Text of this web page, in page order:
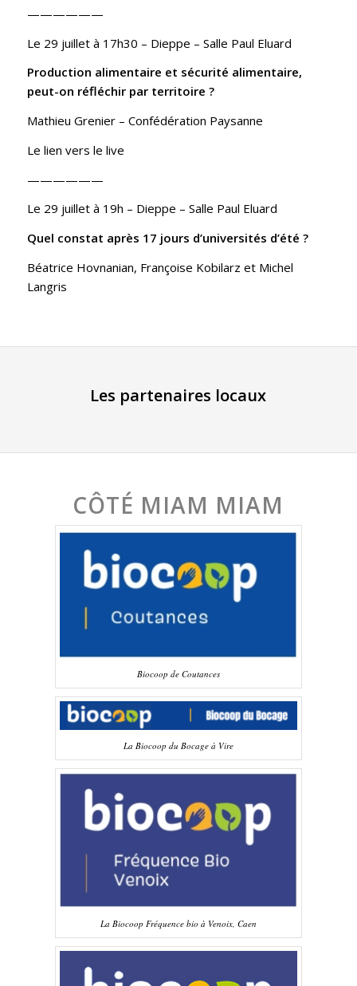
——————
Le 29 juillet à 17h30 – Dieppe – Salle Paul Eluard
Production alimentaire et sécurité alimentaire,
peut-on réfléchir par territoire ?
Mathieu Grenier – Confédération Paysanne
Le lien vers le live
——————
Le 29 juillet à 19h – Dieppe – Salle Paul Eluard
Quel constat après 17 jours d’universités d’été ?
Béatrice Hovnanian, Françoise Kobilarz et Michel
Langris
Les partenaires locaux
CÔTÉ MIAM MIAM
Biocoop de Coutances
La Biocoop du Bocage à Vire
La Biocoop Fréquence bio à Venoix, Caen